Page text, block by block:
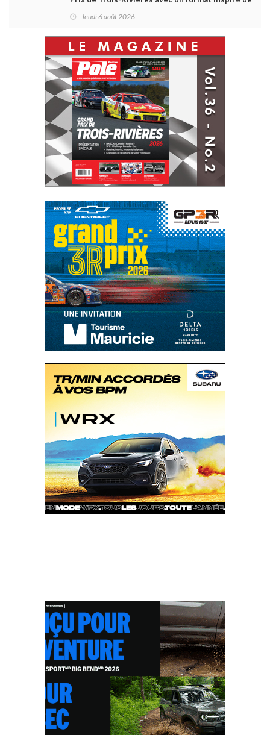
Jeudi 6 août 2026